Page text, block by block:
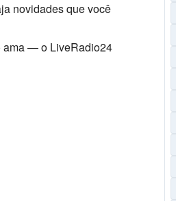
novidades que você
ama — o LiveRadio24